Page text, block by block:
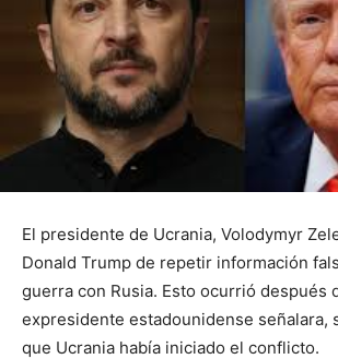
El presidente de Ucrania, Volodymyr
Donald Trump de repetir información
guerra con Rusia. Esto ocurrió después
expresidente estadounidense señalara,
que Ucrania había iniciado el conflicto.